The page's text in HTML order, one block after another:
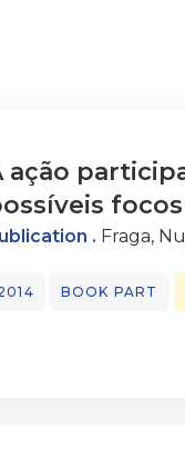
ação
. Fraga,
BOOK PART